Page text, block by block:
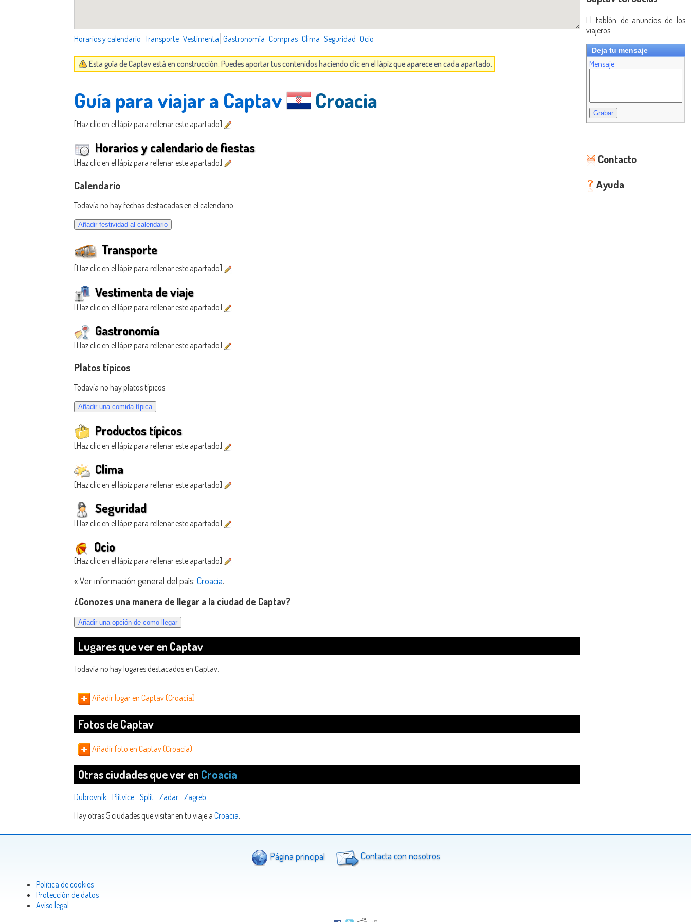
Horarios y calendario Transporte Vestimenta Gastronomía Compras Clima Seguridad Ocio
Esta guía de Captav está en construcción. Puedes aportar tus contenidos haciendo clic en el lápiz que aparece en cada apartado.
Guía para viajar a Captav Croacia
[Haz clic en el lápiz para rellenar este apartado]
Horarios y calendario de fiestas
[Haz clic en el lápiz para rellenar este apartado]
Calendario
Todavía no hay fechas destacadas en el calendario.
Transporte
[Haz clic en el lápiz para rellenar este apartado]
Vestimenta de viaje
[Haz clic en el lápiz para rellenar este apartado]
Gastronomía
[Haz clic en el lápiz para rellenar este apartado]
Platos típicos
Todavía no hay platos típicos.
Productos típicos
[Haz clic en el lápiz para rellenar este apartado]
Clima
[Haz clic en el lápiz para rellenar este apartado]
Seguridad
[Haz clic en el lápiz para rellenar este apartado]
Ocio
[Haz clic en el lápiz para rellenar este apartado]
« Ver información general del país: Croacia.
¿Conozes una manera de llegar a la ciudad de Captav?
Lugares que ver en Captav
Todavia no hay lugares destacados en Captav.
Añadir lugar en Captav (Croacia)
Fotos de Captav
Añadir foto en Captav (Croacia)
Otras ciudades que ver en Croacia
Dubrovnik Plitvice Split Zadar Zagreb
Hay otras 5 ciudades que visitar en tu viaje a Croacia.
El tablón de anuncios de los
viajeros.
Deja tu mensaje
Mensaje:
Contacto
Ayuda
Página principal Contacta con nosotros
Politica de cookies
Protección de datos
Aviso legal